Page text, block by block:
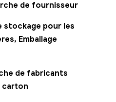
de fournisseur
stockage pour les
Emballage
de fabricants
carton